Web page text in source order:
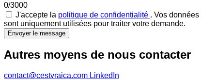
0/3000
J'accepte la politique de confidentialité . Vos données
sont uniquement utilisées pour traiter votre demande.
Envoyer le message
Autres moyens de nous contacter
contact@cestvraica.com LinkedIn